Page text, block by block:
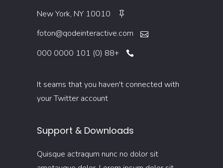
New York, NY 10010
foton@qodeinteractive.com
+88 (0) 101 0000 000
It seams that you haven't connected with
your Twitter account
Support & Downloads
Quisque actraqum nunc no dolor sit